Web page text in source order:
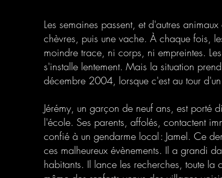
Les semaines passent, et d'autres
chèvres, puis une vache. À chaque fois,
moindre trace, ni corps, ni empreintes.
s'installe lentement. Mais la situation
décembre 2004, lorsque c'est au tour
Jérémy, un garçon de neuf ans, est porté
l'école. Ses parents, affolés, contactent
confié à un gendarme local : Jamel. Ce
ces malheureux évènements. Il a grandi
habitants. Il lance les recherches, toute